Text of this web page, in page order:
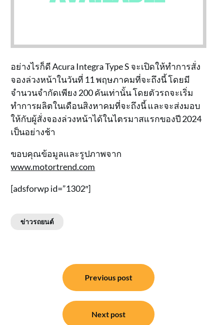
อย่างไรก็ดี Acura Integra Type S จะเปิดให้ทำการสั่ง
จองล่วงหน้าในวันที่ 11 พฤษภาคมที่จะถึงนี้ โดยมี
จำนวนจำกัดเพียง 200 คันเท่านั้น โดยตัวรถจะเริ่ม
ทำการผลิตในเดือนสิงหาคมที่จะถึงนี้ และจะส่งมอบ
ให้กับผู้สั่งจองล่วงหน้าได้ในไตรมาสแรกของปี 2024
เป็นอย่างช้า
ขอบคุณข้อมูลและรูปภาพจาก
www.motortrend.com
[adsforwp id=”1302″]
ข่าวรถยนต์
Previous post
Next post